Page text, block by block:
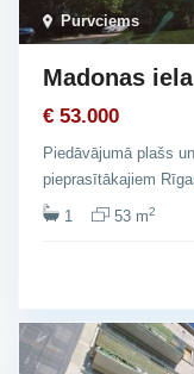
Purvciems
Madonas
€ 53.000
Piedāvājumā plašs
pieprasītākajiem
1 53 m2